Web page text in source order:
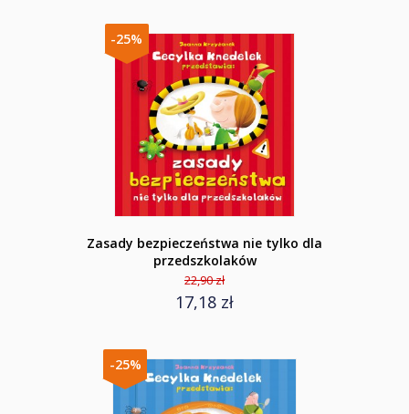
-25%
Zasady bezpieczeństwa nie tylko dla
przedszkolaków
22,90 zł
17,18 zł
-25%